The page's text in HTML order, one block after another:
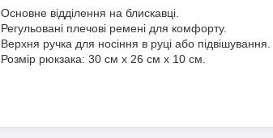
Основне відділення на блискавці.
Регульовані плечові ремені для комфорту.
Верхня ручка для носіння в руці або підвішування.
Розмір рюкзака: 30 см х 26 см х 10 см.